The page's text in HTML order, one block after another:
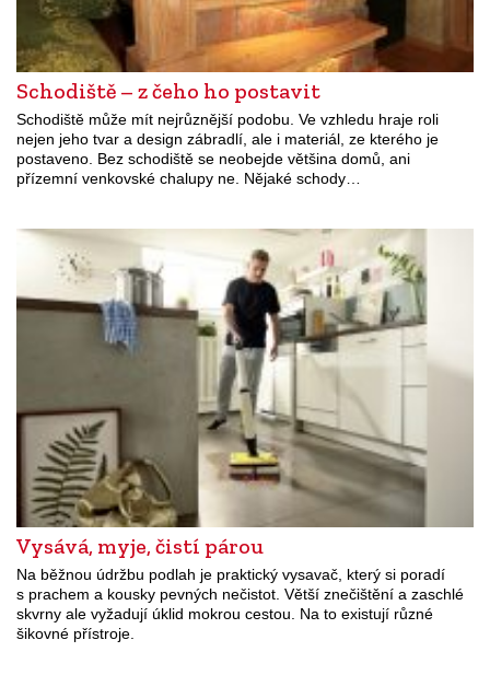
Schodiště – z čeho ho postavit
Schodiště může mít nejrůznější podobu. Ve vzhledu hraje roli
nejen jeho tvar a design zábradlí, ale i materiál, ze kterého je
postaveno. Bez schodiště se neobejde většina domů, ani
přízemní venkovské chalupy ne. Nějaké schody…
Vysává, myje, čistí párou
Na běžnou údržbu podlah je praktický vysavač, který si poradí
s prachem a kousky pevných nečistot. Větší znečištění a zaschlé
skvrny ale vyžadují úklid mokrou cestou. Na to existují různé
šikovné přístroje.